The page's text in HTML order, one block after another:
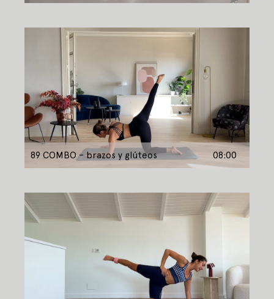
89 COMBO – brazos y glúteos 08:00